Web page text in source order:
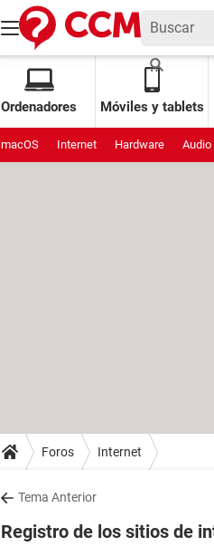
Ordenadores Móviles y tablets
macOS Internet Hardware Audio
Foros Internet
Tema Anterior
Registro de los sitios de